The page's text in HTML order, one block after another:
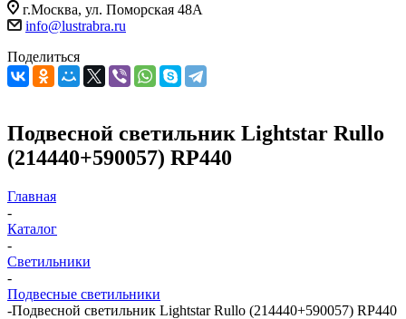
г.Москва, ул. Поморская 48А
info@lustrabra.ru
Поделиться
Подвесной светильник Lightstar Rullo
(214440+590057) RP440
Главная
-
Каталог
-
Светильники
-
Подвесные светильники
-Подвесной светильник Lightstar Rullo (214440+590057) RP440